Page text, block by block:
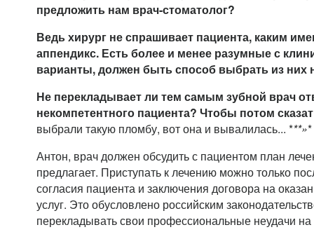
предложить нам врач-стоматолог?
Ведь хирург не спрашивает пациента, каким
аппендикс. Есть более и менее разумные с
варианты, должен быть способ выбрать из них
Не перекладывает ли тем самым зубной врач
некомпетентного пациента? Чтобы потом
выбрали такую пломбу, вот она и вывалилась... ***»*
Антон, врач должен обсудить с пациентом план
предлагает. Приступать к лечению можно только
согласия пациента и заключения договора на
услуг. Это обусловлено российским
перекладывать свои профессиональные неудачи на